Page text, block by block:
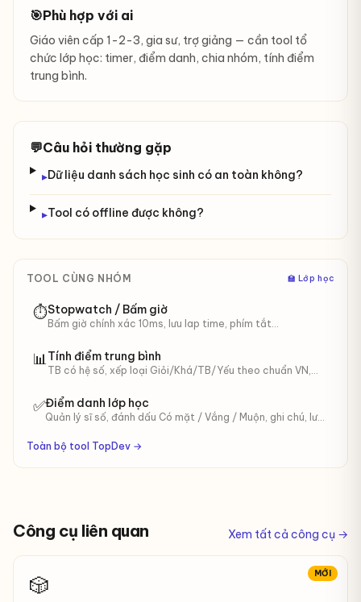
🎯Phù hợp với ai
Giáo viên cấp 1-2-3, gia sư, trợ giảng — cần tool tổ
chức lớp học: timer, điểm danh, chia nhóm, tính điểm
trung bình.
💬Câu hỏi thường gặp
▸Dữ liệu danh sách học sinh có an toàn không?
▸Tool có offline được không?
TOOL CÙNG NHÓM ‍🏫 Lớp học
⏱️Stopwatch / Bấm giờ
Bấm giờ chính xác 10ms, lưu lap time, phím tắt
📊Tính điểm trung bình
TB có hệ số, xếp loại Giỏi/Khá/TB/Yếu theo chuẩn VN,
✅Điểm danh lớp học
Quản lý sĩ số, đánh dấu Có mặt / Vắng / Muộn, ghi chú, lưu
Toàn bộ tool TopDev →
Công cụ liên quan Xem tất cả công cụ →
MỚI
🎲